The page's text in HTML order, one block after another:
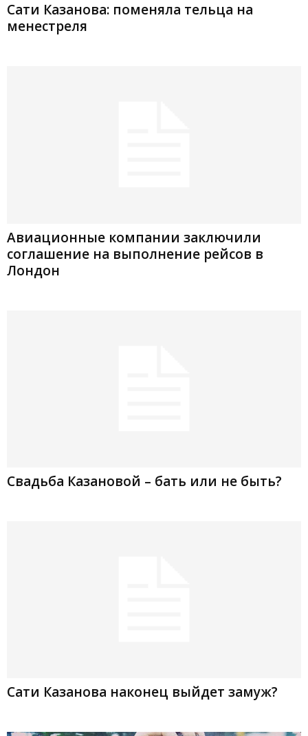
Сати Казанова: поменяла тельца на
менестреля
Авиационные компании заключили
соглашение на выполнение рейсов в
Лондон
Свадьба Казановой – бать или не быть?
Сати Казанова наконец выйдет замуж?